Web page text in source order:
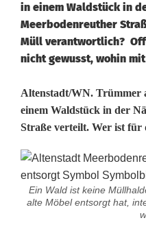
in einem Waldstück in
Meerbodenreuther
Müll verantwortlich?
nicht gewusst, wohin
D
e
r
W
a
Altenstadt/WN. Trümmer
einem Waldstück in der
Straße verteilt. Wer ist
Ein Wald ist keine
alte Möbel entsorgt hat,